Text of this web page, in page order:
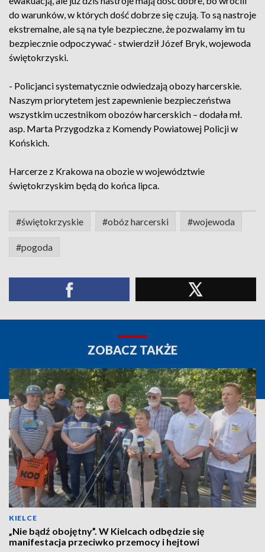
do warunków, w których dość dobrze się czują. To są nastroje
ekstremalne, ale są na tyle bezpieczne, że pozwalamy im tu
bezpiecznie odpoczywać - stwierdził Józef Bryk, wojewoda
świętokrzyski.
- Policjanci systematycznie odwiedzają obozy harcerskie.
Naszym priorytetem jest zapewnienie bezpieczeństwa
wszystkim uczestnikom obozów harcerskich – dodała mł.
asp. Marta Przygodzka z Komendy Powiatowej Policji w
Końskich.
Harcerze z Krakowa na obozie w województwie
świętokrzyskim będą do końca lipca.
#świętokrzyskie #obóz harcerski #wojewoda
#pogoda
ZOBACZ TAKŻE
KIELCE
„Nie bądź obojętny”. W Kielcach odbędzie się
manifestacja przeciwko przemocy i hejtowi